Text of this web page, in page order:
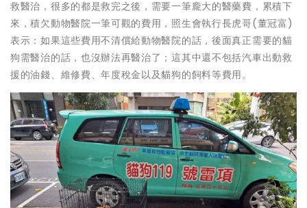
救醫治，很多的都是救完之後，需要一筆龐大的醫藥費，累積下
來，積欠動物醫院一筆可觀的費用，照生會執行長虎哥(董冠富)
表示：如果這些費用不清償給動物醫院的話，後面真正需要的貓
狗需醫治的話，也沒辦法再醫治了；這其中還不包括汽車出動救
援的油錢、維修費、年度稅金以及貓狗的飼料等費用。